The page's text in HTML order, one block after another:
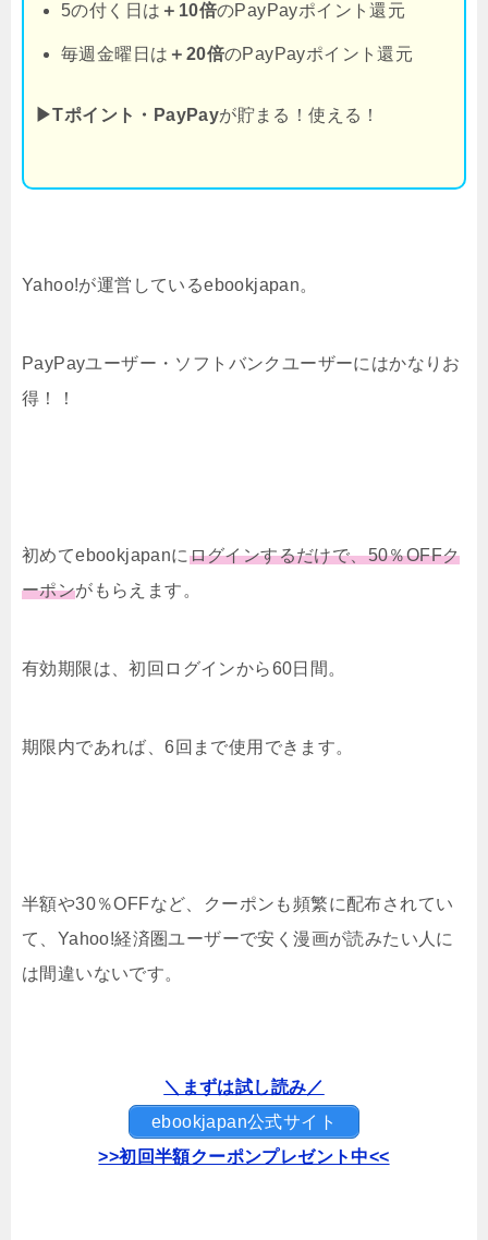
5の付く日は ＋10倍のPayPayポイント還元
毎週金曜日は ＋20倍のPayPayポイント還元
▶Tポイント・PayPayが貯まる！使える！
Yahoo!が運営しているebookjapan。
PayPayユーザー・ソフトバンクユーザーにはかなりお
得！！
初めてebookjapanにログインするだけで、50％OFFク
ーポンがもらえます。
有効期限は、初回ログインから60日間。
期限内であれば、6回まで使用できます。
半額や30％OFFなど、クーポンも頻繁に配布されてい
て、Yahoo!経済圏ユーザーで安く漫画が読みたい人に
は間違いないです。
＼まずは試し読み／
ebookjapan公式サイト
>>初回半額クーポンプレゼント中<<